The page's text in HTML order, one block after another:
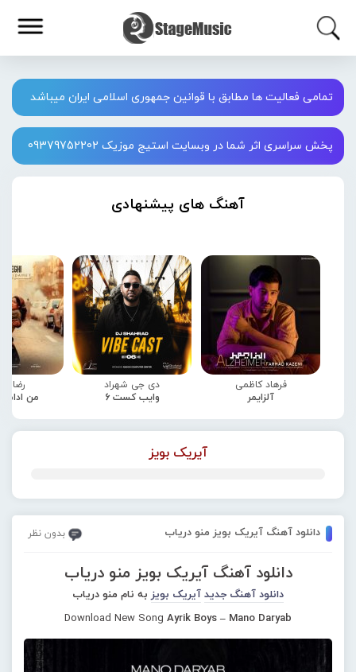
تمامی فعالیت ها مطابق با قوانین جمهوری اسلامی ایران میباشد
پخش سراسری اثر شما در وبسایت استیج موزیک 09379752202
آهنگ های پیشنهادی
فرهاد کاظمی
آلزایمر
دی جی شهراد
وایب کست 6
رضا
من
آیریک بویز
دانلود آهنگ آیریک بویز منو دریاب بدون نظر
دانلود آهنگ آیریک بویز منو دریاب
دانلود آهنگ جدید آیریک بویز به نام منو دریاب
Download New Song Ayrik Boys – Mano Daryab